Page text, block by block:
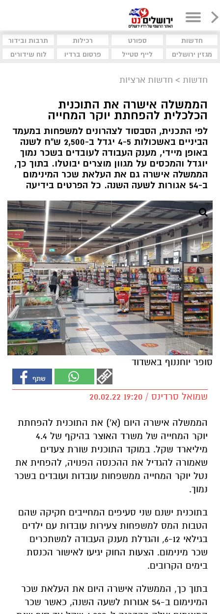
חדשות ספורט רכילות
תרבות ובידור
מגזין ירושלים
לייף סטייל פרסום ברדיו לוח שידורים
חדשות > חדשות ארציות
הממשלה אישרה את התוכנית
הכלכלית להפחתת יוקר המחייה
לפי התכנית, הסבסוד לצהרונים למשפחות במעמד
הביניים באשכולות 4-5 יגדל ב-2,500 ש"ח לשנה
באופן מיידי, מענק העבודה לעובדים בשכר נמוך
יוגדל והמכסים על מגוון מוצרים יבוטלו. בתוך כך,
הממשלה אישרה גם את העלאת שכר המינימום
ב-54 אגורות לשעה השנה. כל הפרטים בידיעה
סופר יוחננוף באשדוד
שמואל סרדינס / 19:20 20.02.22
הממשלה אישרה היום (א') את התוכנית להפחתת
יוקר המחייה של משרד האוצר בהיקף של 4.4
מיליארד שקל. במוקד התוכנית שורת צעדים
שאמורה להגדיל את ההכנסה הפנויה, להפחית את
נטל יוקר המחייה ממשפחות עובדות ועובדים בשכר
נמוך.
בתוכנית ישנם שני סעיפים המחייבים חקיקה שהם
הטבות המס למשפחות צעירות עובדות עם ילדים
בגילאי 6-12, והגדלת מענק העבודה למשתכרים
שכר מינימום. הצעות החוק יגיעו לאישור הכנסת
בימים הקרובים.
בתוך כך, הממשלה אישרה היום את העלאת שכר
המינימום ב-54 אגורות לשעה השנה, כאשר שכר